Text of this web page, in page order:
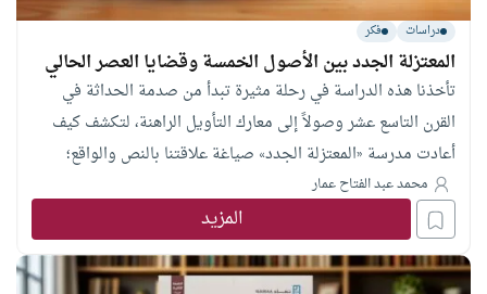
دراسات فكر
المعتزلة الجدد بين الأصول الخمسة وقضايا العصر الحالي
تأخذنا هذه الدراسة في رحلة مثيرة تبدأ من صدمة الحداثة في
القرن التاسع عشر وصولاً إلى معارك التأويل الراهنة، لتكشف كيف
أعادت مدرسة «المعتزلة الجدد» صياغة علاقتنا بالنص والواقع؛
واضعةً إيانا أمام تساؤلات مثيرة: هل كانت “عقلنة الغيبيات” ضرورة
لحماية الدين أم انزلاقاً نحو المادية؟ وكيف استُخدم منهج الاعتزال
لكسر قيود التبعية؟ ادخل إلى قلب هذا السجال لتفهم كيف يصارع
العقل لانتزاع مشروعيته في حاضرنا المرتبك
محمد عبد الفتاح عمار
المزيد